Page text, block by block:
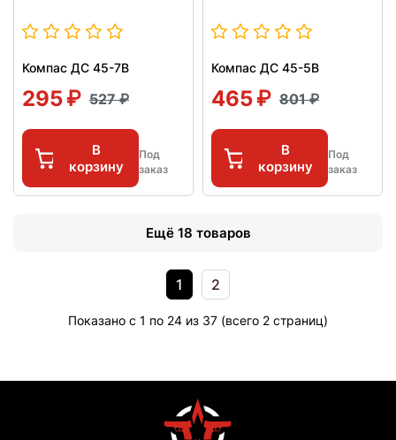
Компас ДС 45-7В
295 527
В
корзину
Под
заказ
Компас ДС 45-5В
465 801
В
корзину
Под
заказ
Ещё 18 товаров
1 2
Показано с 1 по 24 из 37 (всего 2 страниц)